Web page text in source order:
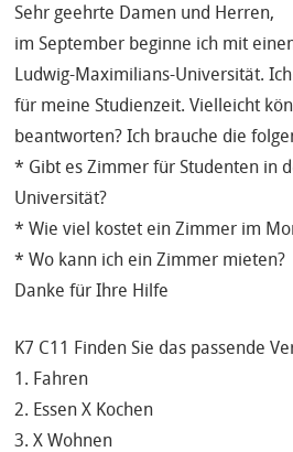
Sehr geehrte Damen und Herren,
im September beginne ich mit
Ludwig-Maximilians-Universität.
für meine Studienzeit. Vielleicht
beantworten? Ich brauche die
* Gibt es Zimmer für Studenten in
Universität?
* Wie viel kostet ein Zimmer im
* Wo kann ich ein Zimmer mieten?
Danke für Ihre Hilfe
K7 C11 Finden Sie das passende
1. Fahren
2. Essen X Kochen
3. X Wohnen